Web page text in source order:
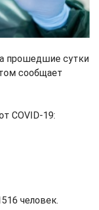
прошедшие сутки
сообщает
COVID-19:
человек.